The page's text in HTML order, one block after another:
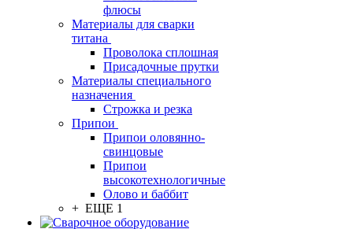
флюсы
Материалы для сварки
титана
Проволока сплошная
Присадочные прутки
Материалы специального
назначения
Строжка и резка
Припои
Припои оловянно-
свинцовые
Припои
высокотехнологичные
Олово и баббит
+ ЕЩЕ 1